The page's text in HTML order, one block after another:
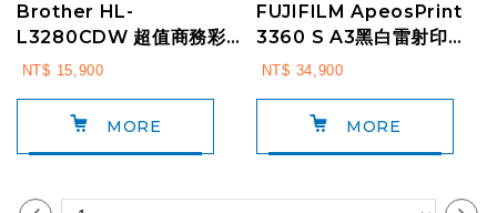
Brother HL-
L3280CDW 超值商務彩
色雷射印表機 上網登錄送
NT$ 15,900
MORE
FUJIFILM ApeosPrint
3360 S A3黑白雷射印表
機( T3100066 )
NT$ 34,900
MORE